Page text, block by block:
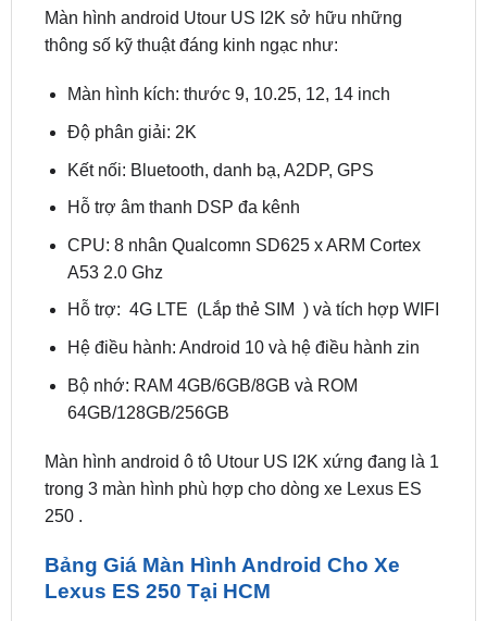
Màn hình kích: thước 9, 10.25, 12, 14 inch
A53 2.0 Ghz
Hỗ trợ: 4G LTE (Lắp thẻ SIM ) và tích hợp WIFI
64GB/128GB/256GB
Màn hình android ô tô Utour US I2K xứng đang là 1
250 .
Bảng Giá Màn Hình Android Cho Xe